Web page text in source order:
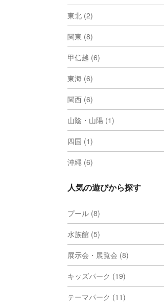
東北 (2)
関東 (8)
甲信越 (6)
東海 (6)
関西 (6)
山陰・山陽 (1)
四国 (1)
沖縄 (6)
人気の遊びから探す
プール (8)
水族館 (5)
展示会・展覧会 (8)
キッズパーク (19)
テーマパーク (11)